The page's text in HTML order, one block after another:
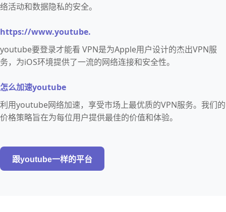
络活动和数据隐私的安全。
https://www.youtube.
youtube要登录才能看 VPN是为Apple用户设计的杰出VPN服
务，为iOS环境提供了一流的网络连接和安全性。
怎么加速youtube
利用youtube网络加速，享受市场上最优质的VPN服务。我们的
价格策略旨在为每位用户提供最佳的价值和体验。
跟youtube一样的平台